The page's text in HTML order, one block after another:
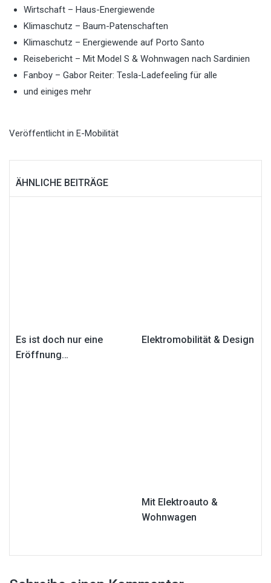
Wirtschaft – Haus-Energiewende
Klimaschutz – Baum-Patenschaften
Klimaschutz – Energiewende auf Porto Santo
Reisebericht – Mit Model S & Wohnwagen nach Sardinien
Fanboy – Gabor Reiter: Tesla-Ladefeeling für alle
und einiges mehr
Veröffentlicht in E-Mobilität
ÄHNLICHE BEITRÄGE
Es ist doch nur eine
Eröffnung…
Elektromobilität & Design
Mit Elektroauto &
Wohnwagen